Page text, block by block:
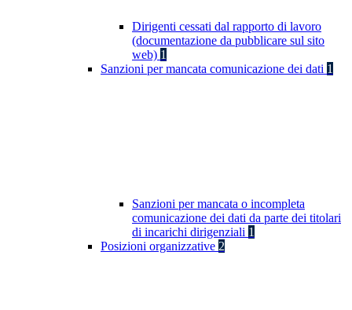
Dirigenti cessati dal rapporto di lavoro
(documentazione da pubblicare sul sito
web) 1
Sanzioni per mancata comunicazione dei dati 1
Sanzioni per mancata o incompleta
comunicazione dei dati da parte dei titolari
di incarichi dirigenziali 1
Posizioni organizzative 2